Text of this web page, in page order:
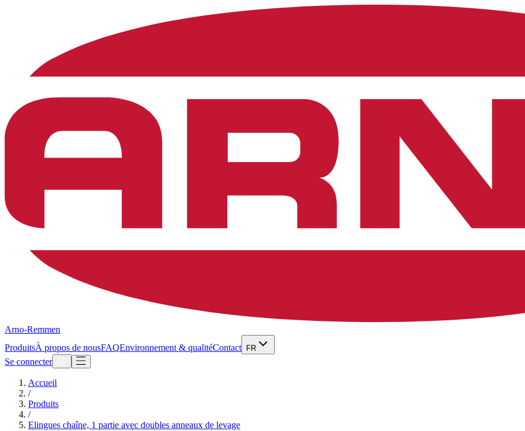
Arno-Remmen
ProduitsÀ propos de nousFAQEnvironnement & qualitéContact FR
Se connecter
Accueil
/
Produits
/
Elingues chaîne, 1 partie avec doubles anneaux de levage